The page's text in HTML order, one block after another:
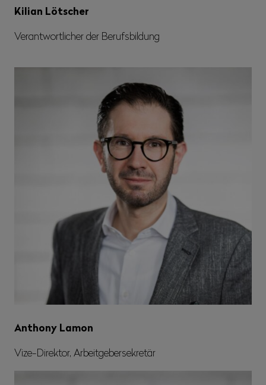
Kilian Lötscher
Verantwortlicher der Berufsbildung
Anthony Lamon
Vize-Direktor, Arbeitgebersekretär